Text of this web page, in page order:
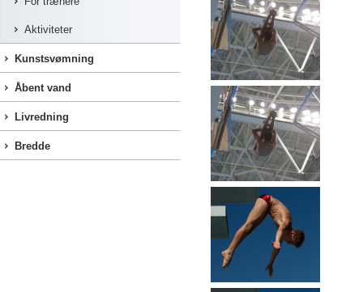
Aktiviteter
Kunstsvømning
Åbent vand
Livredning
Bredde